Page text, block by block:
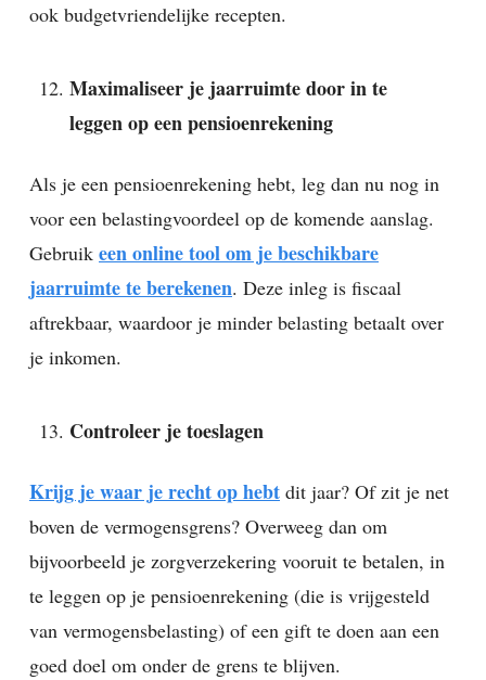
ook budgetvriendelijke recepten.
Maximaliseer je jaarruimte door in te
leggen op een pensioenrekening
Als je een pensioenrekening hebt, leg dan nu nog in
voor een belastingvoordeel op de komende aanslag.
Gebruik een online tool om je beschikbare
jaarruimte te berekenen. Deze inleg is fiscaal
aftrekbaar, waardoor je minder belasting betaalt over
je inkomen.
Controleer je toeslagen
Krijg je waar je recht op hebt dit jaar? Of zit je net
boven de vermogensgrens? Overweeg dan om
bijvoorbeeld je zorgverzekering vooruit te betalen, in
te leggen op je pensioenrekening (die is vrijgesteld
van vermogensbelasting) of een gift te doen aan een
goed doel om onder de grens te blijven.